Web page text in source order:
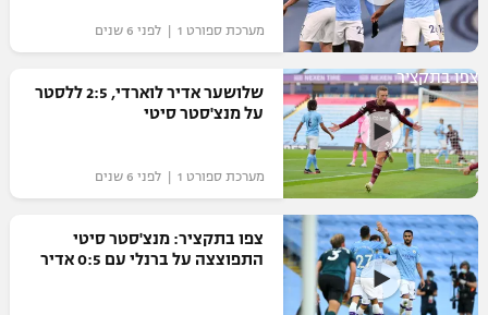
מערכת ספורט 1 | לפני 6 שנים
צפו בתקציר
שלושער אדיר לוארדי, 2:5 ללסטר
על מנצ'סטר סיטי
מערכת ספורט 1 | לפני 6 שנים
צפו בתקציר: מנצ'סטר סיטי
התפוצצה על ברנלי עם 0:5 אדיר